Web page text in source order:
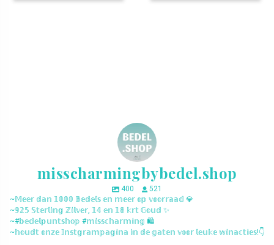
misscharmingbybedel.shop
400
521
~𝕄𝕖𝕖𝕣 𝕕𝕒𝕟 𝟙𝟘𝟘𝟘 𝔹𝕖𝕕𝕖𝕝𝕤 𝕖𝕟 𝕞𝕖𝕖𝕣 𝕠𝕡 𝕧𝕠𝕠𝕣𝕣𝕒𝕒𝕕 💎
~𝟡𝟚𝟝 𝕊𝕥𝕖𝕣𝕝𝕚𝕟𝕘 ℤ𝕚𝕝𝕧𝕖𝕣, 𝟙𝟜 𝕖𝕟 𝟙𝟠 𝕜𝕣𝕥 𝔾𝕠𝕦𝕕 ✨
~#𝕓𝕖𝕕𝕖𝕝𝕡𝕦𝕟𝕥𝕤𝕙𝕠𝕡 #𝕞𝕚𝕤𝕤𝕔𝕙𝕒𝕣𝕞𝕚𝕟𝕘 🛍️
~𝕙𝕠𝕦𝕕𝕥 𝕠𝕟𝕫𝕖 𝕀𝕟𝕤𝕥𝕘𝕣𝕒𝕞𝕡𝕒𝕘𝕚𝕟𝕒 𝕚𝕟 𝕕𝕖 𝕘𝕒𝕥𝕖𝕟 𝕧𝕠𝕠𝕣 𝕝𝕖𝕦𝕜𝕖 𝕨𝕚𝕟𝕒𝕔𝕥𝕚𝕖𝕤!👇